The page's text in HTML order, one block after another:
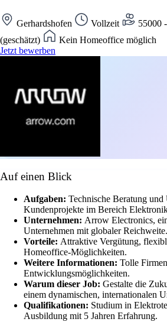
Gerhardshofen Vollzeit
55000
(geschätzt)
Kein Homeoffice möglich
Jetzt bewerben
Auf einen Blick
Aufgaben: Technische Beratung
Kundenprojekte im Bereich
Unternehmen: Arrow Electronics,
Unternehmen mit globaler Reichweite.
Vorteile: Attraktive Vergütung,
Homeoffice-Möglichkeiten.
Weitere Informationen: Tolle
Entwicklungsmöglichkeiten.
Warum dieser Job: Gestalte die
einem dynamischen, internationalen
Qualifikationen: Studium in
Ausbildung mit 5 Jahren Erfahrung.